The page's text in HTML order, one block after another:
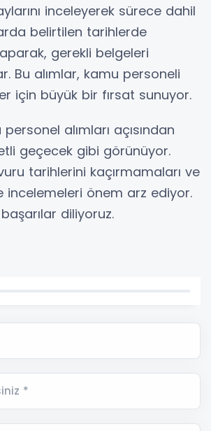
inceleyerek sürece dahil
belirtilen tarihlerde
gerekli belgeleri
Bu alımlar, kamu personeli
için büyük bir fırsat sunuyor.
personel alımları açısından
geçecek gibi görünüyor.
tarihlerini kaçırmamaları ve
incelemeleri önem arz ediyor.
diliyoruz.
*